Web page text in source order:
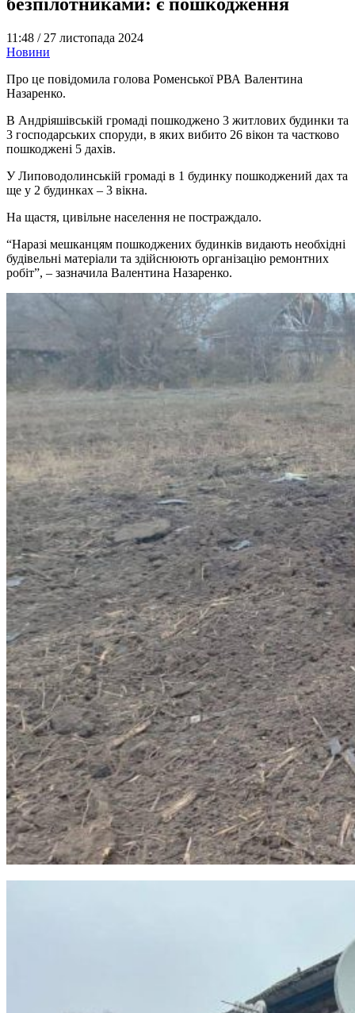
11:48 / 27 листопада 2024
Новини
Про це повідомила голова Роменської РВА Валентина
Назаренко.
В Андріяшівській громаді пошкоджено 3 житлових будинки та
3 господарських споруди, в яких вибито 26 вікон та частково
пошкоджені 5 дахів.
У Липоводолинській громаді в 1 будинку пошкоджений дах та
ще у 2 будинках – 3 вікна.
На щастя, цивільне населення не постраждало.
“Наразі мешканцям пошкоджених будинків видають необхідні
будівельні матеріали та здійснюють організацію ремонтних
робіт”, – зазначила Валентина Назаренко.